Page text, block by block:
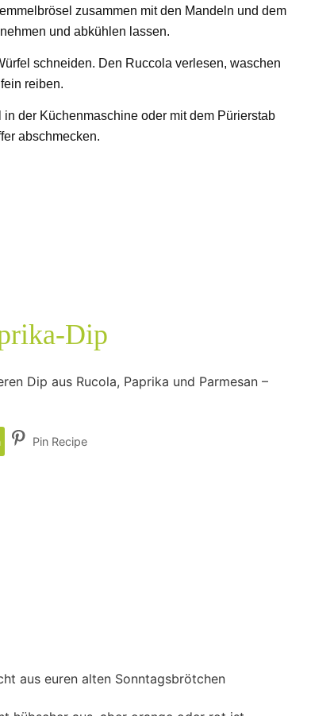
zusammen mit den Mandeln und dem
und abkühlen lassen.
schneiden. Den Ruccola verlesen, waschen
reiben.
der Küchenmaschine oder mit dem Pürierstab
abschmecken.
Dip
Dip aus Rucola, Paprika und Parmesan –
Pin Recipe
aus euren alten Sonntagsbrötchen